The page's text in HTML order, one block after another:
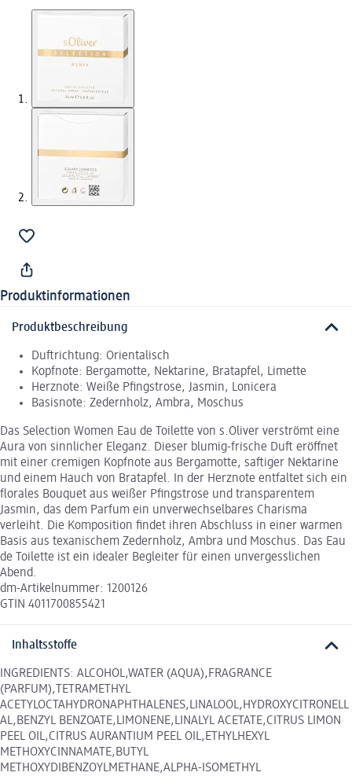
Produktinformationen
Produktbeschreibung
Duftrichtung: Orientalisch
Kopfnote: Bergamotte, Nektarine, Bratapfel, Limette
Herznote: Weiße Pfingstrose, Jasmin, Lonicera
Basisnote: Zedernholz, Ambra, Moschus
Das Selection Women Eau de Toilette von s.Oliver verströmt eine
Aura von sinnlicher Eleganz. Dieser blumig-frische Duft eröffnet
mit einer cremigen Kopfnote aus Bergamotte, saftiger Nektarine
und einem Hauch von Bratapfel. In der Herznote entfaltet sich ein
florales Bouquet aus weißer Pfingstrose und transparentem
Jasmin, das dem Parfum ein unverwechselbares Charisma
verleiht. Die Komposition findet ihren Abschluss in einer warmen
Basis aus texanischem Zedernholz, Ambra und Moschus. Das Eau
de Toilette ist ein idealer Begleiter für einen unvergesslichen
Abend.
dm-Artikelnummer: 1200126
GTIN 4011700855421
Inhaltsstoffe
INGREDIENTS: ALCOHOL,WATER (AQUA),FRAGRANCE
(PARFUM),TETRAMETHYL
ACETYLOCTAHYDRONAPHTHALENES,LINALOOL,HYDROXYCITRONELL
AL,BENZYL BENZOATE,LIMONENE,LINALYL ACETATE,CITRUS LIMON
PEEL OIL,CITRUS AURANTIUM PEEL OIL,ETHYLHEXYL
METHOXYCINNAMATE,BUTYL
METHOXYDIBENZOYLMETHANE,ALPHA-ISOMETHYL